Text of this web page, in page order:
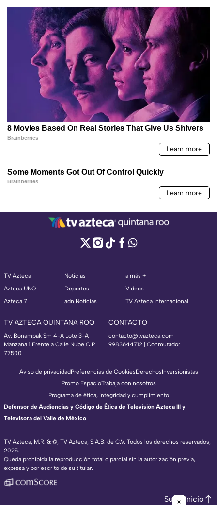
TV Azteca
Azteca UNO
Azteca 7
Noticias
Deportes
adn Noticias
a más +
Videos
TV Azteca Internacional
TV AZTECA QUINTANA ROO
Av. Bonampak Sm 4-A Lote 3-A
Manzana 1 Frente a Calle Nube C.P.
77500
CONTACTO
contacto@tvazteca.com
9983644712 | Conmutador
TV Azteca, M.R. & ©, TV Azteca, S.A.B. de C.V. Todos los derechos reservados,
2025.
Queda prohibida la reproducción total o parcial sin la autorización previa,
expresa y por escrito de su titular.
Aviso de privacidadPreferencias de CookiesDerechosInversionistas
Promo EspacioTrabaja con nosotros
Programa de ética, integridad y cumplimiento
Defensor de Audiencias y Código de Ética de Televisión Azteca III y
Televisora del Valle de México
Subir inicio